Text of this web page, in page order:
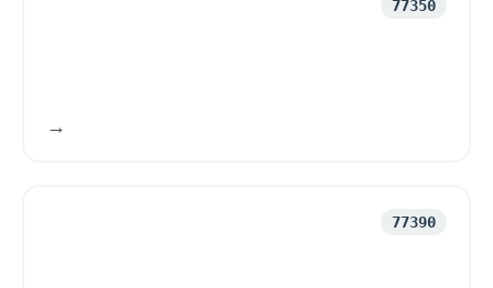
77350
77390